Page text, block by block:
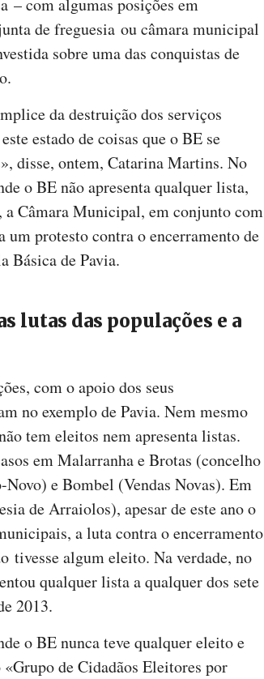
– com algumas posições em
de freguesia ou câmara municipal
sobre uma das conquistas de
da destruição dos serviços
estado de coisas que o BE se
disse, ontem, Catarina Martins. No
o BE não apresenta qualquer lista,
a Câmara Municipal, em conjunto com
protesto contra o encerramento de
Básica de Pavia.
lutas das populações e a
com o apoio dos seus
no exemplo de Pavia. Nem mesmo
tem eleitos nem apresenta listas.
em Malarranha e Brotas (concelho
e Bombel (Vendas Novas). Em
de Arraiolos), apesar de este ano o
a luta contra o encerramento
tivesse algum eleito. Na verdade, no
qualquer lista a qualquer dos sete
2013.
o BE nunca teve qualquer eleito e
de Cidadãos Eleitores por